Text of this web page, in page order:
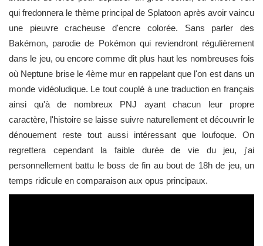
qui fredonnera le thème principal de Splatoon après avoir vaincu
une pieuvre cracheuse d'encre colorée. Sans parler des
Bakémon, parodie de Pokémon qui reviendront régulièrement
dans le jeu, ou encore comme dit plus haut les nombreuses fois
où Neptune brise le 4ème mur en rappelant que l'on est dans un
monde vidéoludique. Le tout couplé à une traduction en français
ainsi qu'à de nombreux PNJ ayant chacun leur propre
caractère, l'histoire se laisse suivre naturellement et découvrir le
dénouement reste tout aussi intéressant que loufoque. On
regrettera cependant la faible durée de vie du jeu, j'ai
personnellement battu le boss de fin au bout de 18h de jeu, un
temps ridicule en comparaison aux opus principaux.